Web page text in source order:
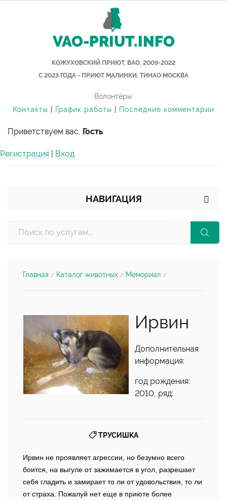
VAO-PRIUT.INFO
КОЖУХОВСКИЙ ПРИЮТ, ВАО, 2009-2022
С 2023 ГОДА - ПРИЮТ МАЛИНКИ, ТИНАО МОСКВА
Волонтёры:
Контакты
График работы Последние комментарии
Приветствуем вас, Гость
Регистрация Вход
НАВИГАЦИЯ
Главная / Каталог животных / Мемориал /
Ирвин
Дополнительная
информация:
год рождения:
2010, ряд:
ТРУСИШКА
Ирвин не проявляет агрессии, но безумно всего
боится, на выгуле от зажимается в угол, разрешает
себя гладить и замирает то ли от удовольствия, то ли
от страха. Пожалуй нет еще в приюте более